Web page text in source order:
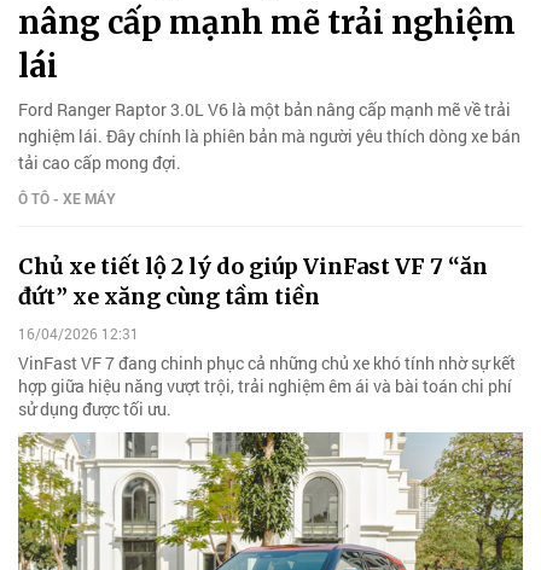
nâng cấp mạnh mẽ trải nghiệm
lái
Ford Ranger Raptor 3.0L V6 là một bản nâng cấp mạnh mẽ về trải
nghiệm lái. Đây chính là phiên bản mà người yêu thích dòng xe bán
tải cao cấp mong đợi.
Ô TÔ - XE MÁY
Chủ xe tiết lộ 2 lý do giúp VinFast VF 7 “ăn
đứt” xe xăng cùng tầm tiền
16/04/2026 12:31
VinFast VF 7 đang chinh phục cả những chủ xe khó tính nhờ sự kết
hợp giữa hiệu năng vượt trội, trải nghiệm êm ái và bài toán chi phí
sử dụng được tối ưu.